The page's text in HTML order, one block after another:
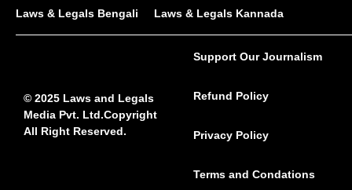
Laws & Legals Bengali Laws & Legals Kannada
© 2025 Laws and Legals
Media Pvt. Ltd.Copyright
All Right Reserved.
Support Our Journalism
Refund Policy
Privacy Policy
Terms and Condations